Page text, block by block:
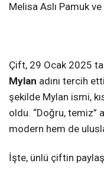
Melisa Aslı Pamuk ve
Çift, 29 Ocak 2025
Mylan adını tercih
şekilde Mylan ismi,
oldu. “Doğru, temiz”
modern hem de
İşte, ünlü çiftin